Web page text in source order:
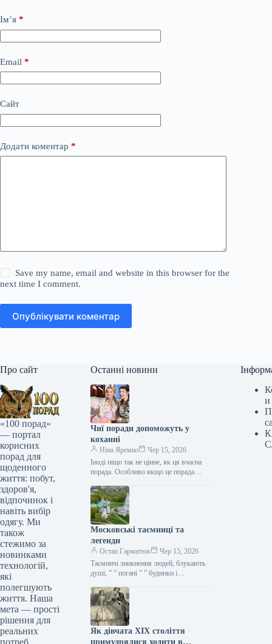
Ім’я *
Email *
Сайт
Додати коментар *
Save my name, email and website in this browser for the
next time I comment.
Опублікувати коментар
Про сайт
«100 порад»
— портал
корисних
порад для
щоденного
життя: побут,
здоров'я,
відпочинок і
навіть вибір
одягу. Ми
також
стежимо за
новинками
технологій,
які
полегшують
життя. Наша
мета — прості
рішення для
реальних
потреб
Останні новини
Чиї поради допоможуть у
коханні
Ніна Яремко
Чер 15, 2026
Іноді ніщо так не цінне, як ця вчасна
порада. Особливо якщо це порада
косметолога, тренера, стиліста…
Московські таємниці та
легенди
Остап Гарматюк
Чер 15, 2026
Таємничі зникнення людей, блукають
душі, ” ” погані ” ” будинки і
Щоб…
Як дівчата XIX століття
примудрялися ходити в
и